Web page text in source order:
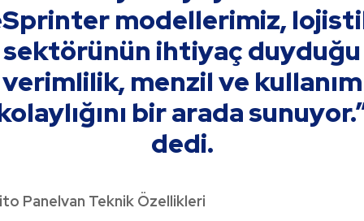
modellerimiz,
sektörünün ihtiyaç duyduğu
verimlilik, menzil ve kullanım
bir arada
dedi.
Panelvan Teknik Özellikleri